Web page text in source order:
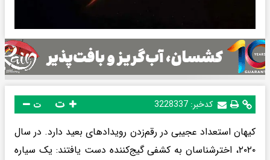
کدخبر: 3228337 ت
کیهان استعداد عجیبی در رقم‌زدن رویدادهای بعید دارد. در سال
۲۰۲۰، اخترشناسان به کشفی گیج‌کننده دست یافتند: یک سیاره